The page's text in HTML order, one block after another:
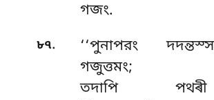
গজং.
৮৭.
‘‘পুনাপরং
গজুত্তমং;
তদাপি